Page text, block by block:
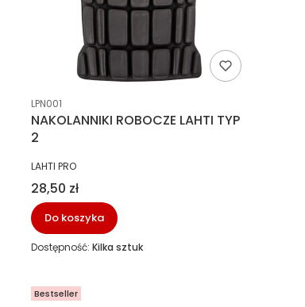
Kod producenta
LPN001
NAKOLANNIKI ROBOCZE LAHTI TYP
2
PRODUCENT
LAHTI PRO
Cena
28,50 zł
Do koszyka
Dostępność: Kilka sztuk
Bestseller